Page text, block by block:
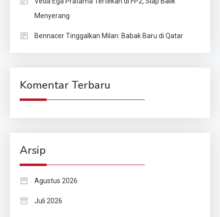
Menyerang
Bennacer Tinggalkan Milan: Babak Baru di Qatar
Komentar Terbaru
Arsip
Agustus 2026
Juli 2026